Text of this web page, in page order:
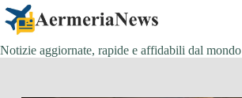
Salta
al
contenuto
Notizie aggiornate, rapide e affidabili dal mondo